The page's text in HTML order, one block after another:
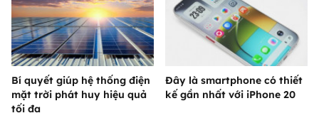
Bí quyết giúp hệ thống điện
mặt trời phát huy hiệu quả
tối đa
Đây là smartphone có thiết
kế gần nhất với iPhone 20